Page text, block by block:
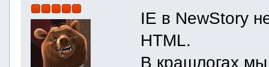
IE в NewStory
HTML.
В крашлогах